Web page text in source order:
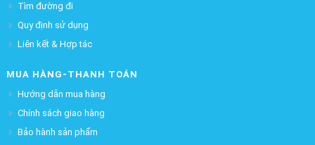
Tìm đường đi
Quy định sử dụng
Liên kết & Hợp tác
MUA HÀNG-THANH TOÁN
Hướng dẫn mua hàng
Chính sách giao hàng
Bảo hành sản phẩm